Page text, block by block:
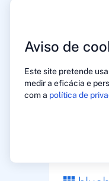
Aviso de
Este site pretende
medir a eficácia e
com a política de